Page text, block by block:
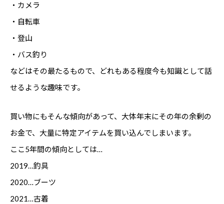
・カメラ
・自転車
・登山
・バス釣り
などはその最たるもので、どれもある程度今も知識として話
せるような趣味です。
買い物にもそんな傾向があって、大体年末にその年の余剰の
お金で、大量に特定アイテムを買い込んでしまいます。
ここ5年間の傾向としては…
2019…釣具
2020…ブーツ
2021…古着